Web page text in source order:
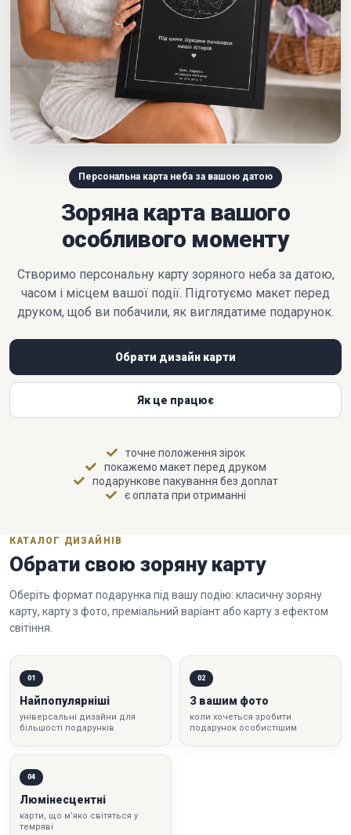
Персональна карта неба за вашою датою
Зоряна карта вашого
особливого моменту
Створимо персональну карту зоряного неба за датою,
часом і місцем вашої події. Підготуємо макет перед
друком, щоб ви побачили, як виглядатиме подарунок.
Обрати дизайн карти
Як це працює
точне положення зірок
покажемо макет перед друком
подарункове пакування без доплат
є оплата при отриманні
КАТАЛОГ ДИЗАЙНІВ
Обрати свою зоряну карту
Оберіть формат подарунка під вашу подію: класичну зоряну
карту, карту з фото, преміальний варіант або карту з ефектом
світіння.
01
Найпопулярніші
універсальні дизайни для
більшості подарунків
02
З вашим фото
коли хочеться зробити
подарунок особистішим
04
Люмінесцентні
карти, що м’яко світяться у
темряві